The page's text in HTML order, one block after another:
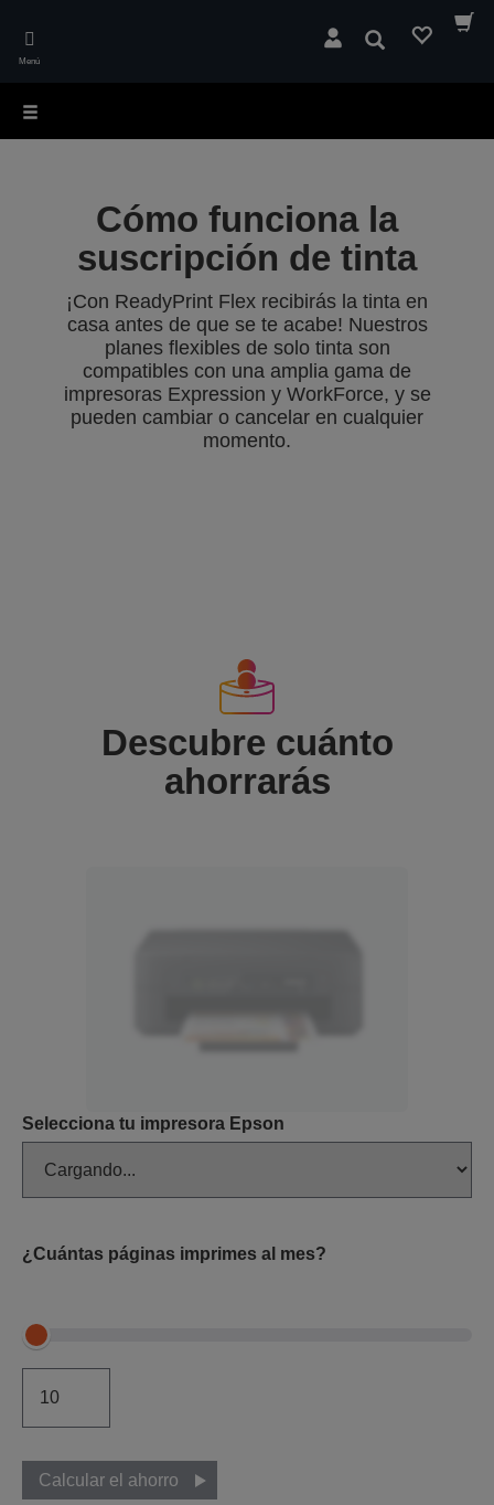
main
Menú
Buscar
Cómo funciona la
suscripción de tinta
¡Con ReadyPrint Flex recibirás la tinta en
casa antes de que se te acabe! Nuestros
planes flexibles de solo tinta son
compatibles con una amplia gama de
impresoras Expression y WorkForce, y se
pueden cambiar o cancelar en cualquier
momento.
Descubre cuánto
ahorrarás
Selecciona tu impresora Epson
¿Cuántas páginas imprimes al mes?
Calcular el ahorro